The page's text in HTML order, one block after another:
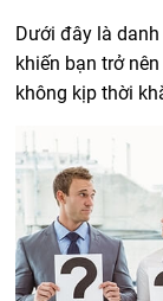
Dưới đây là
khiến bạn trở
không kịp thời